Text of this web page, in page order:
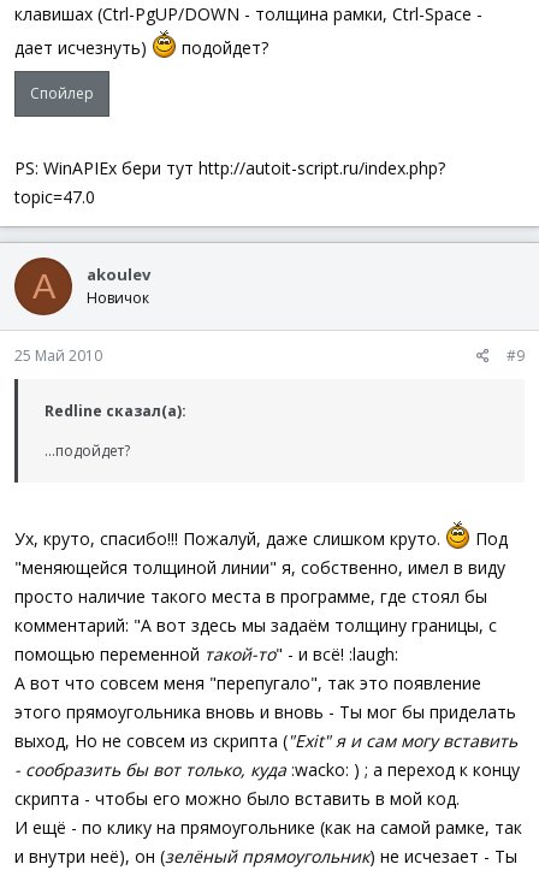
клавишах (Ctrl-PgUP/DOWN - толщина рамки, Ctrl-Space -
дает исчезнуть)
подойдет?
Спойлер
PS: WinAPIEx бери тут http://autoit-script.ru/index.php?
topic=47.0
A akoulev
Новичок
25 Май 2010 #9
Redline сказал(а):
...подойдет?
Ух, круто, спасибо!!! Пожалуй, даже слишком круто.
Под
"меняющейся толщиной линии" я, собственно, имел в виду
просто наличие такого места в программе, где стоял бы
комментарий: "А вот здесь мы задаём толщину границы, с
помощью переменной такой-то" - и всё! :laugh:
А вот что совсем меня "перепугало", так это появление
этого прямоугольника вновь и вновь - Ты мог бы приделать
выход, Но не совсем из скрипта ("Exit" я и сам могу вставить
- сообразить бы вот только, куда :wacko: ) ; а переход к концу
скрипта - чтобы его можно было вставить в мой код.
И ещё - по клику на прямоугольнике (как на самой рамке, так
и внутри неё), он (зелёный прямоугольник) не исчезает - Ты